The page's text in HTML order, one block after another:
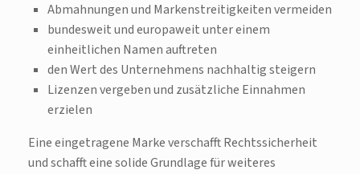
Abmahnungen und Markenstreitigkeiten vermeiden
bundesweit und europaweit unter einem
einheitlichen Namen auftreten
den Wert des Unternehmens nachhaltig steigern
Lizenzen vergeben und zusätzliche Einnahmen
erzielen
Eine eingetragene Marke verschafft Rechtssicherheit
und schafft eine solide Grundlage für weiteres